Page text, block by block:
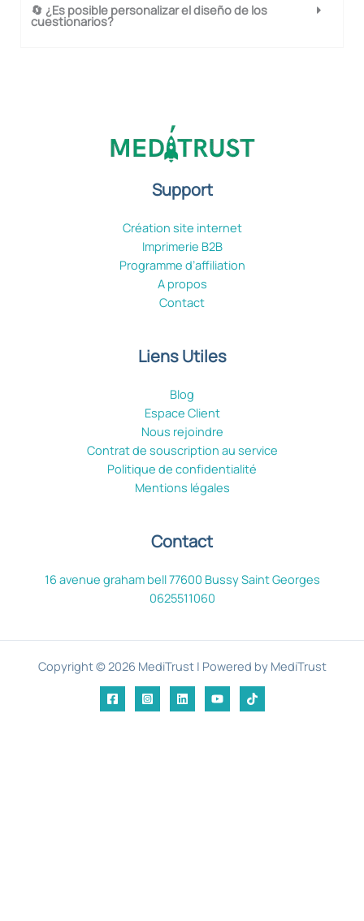
🔄 ¿Es posible personalizar el diseño de los
cuestionarios?
Support
Création site internet
Imprimerie B2B
Programme d’affiliation
A propos
Contact
Liens Utiles
Blog
Espace Client
Nous rejoindre
Contrat de souscription au service
Politique de confidentialité
Mentions légales
Contact
16 avenue graham bell 77600 Bussy Saint Georges
0625511060
Copyright © 2026 MediTrust | Powered by MediTrust